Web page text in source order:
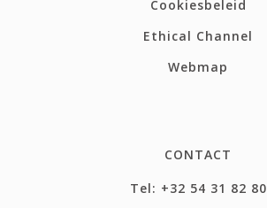
Cookiesbeleid
Ethical Channel
Webmap
CONTACT
Tel: +32 54 31 82 80